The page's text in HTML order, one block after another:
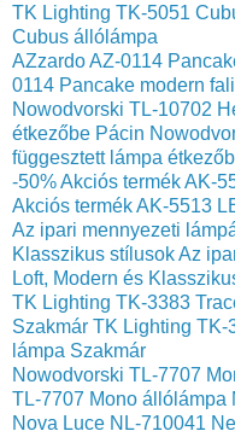
TK Lighting TK-5051
Cubus állólámpa
AZzardo AZ-0114
0114 Pancake modern
Nowodvorski TL-10702
étkezőbe Pácin
függesztett lámpa
-50% Akciós termék AK-
Akciós termék AK-5513
Az ipari mennyezeti
Klasszikus stílusokAz
Loft, Modern és
TK Lighting TK-3383
Szakmár TK Lighting TK-
lámpa Szakmár
Nowodvorski TL-7707
TL-7707 Mono állólámpa
Nova Luce NL-710041